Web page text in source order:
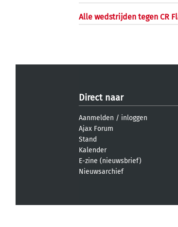
Alle wedstrijden tegen CR
Direct naar
Aanmelden / inloggen
Ajax Forum
Stand
Kalender
E-zine (nieuwsbrief)
Nieuwsarchief